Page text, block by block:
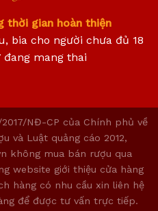
thời gian hoàn thiện
bia cho người chưa đủ 18
mang thai
NĐ-CP của Chính phủ về
và Luật quảng cáo 2012,
không mua bán rượu qua
website giới thiệu cửa hàng
hàng có nhu cầu xin liên hệ
để được tư vấn trực tiếp.